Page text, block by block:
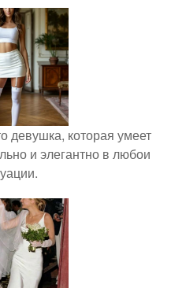
девушка, которая умеет
и элегантно в любои